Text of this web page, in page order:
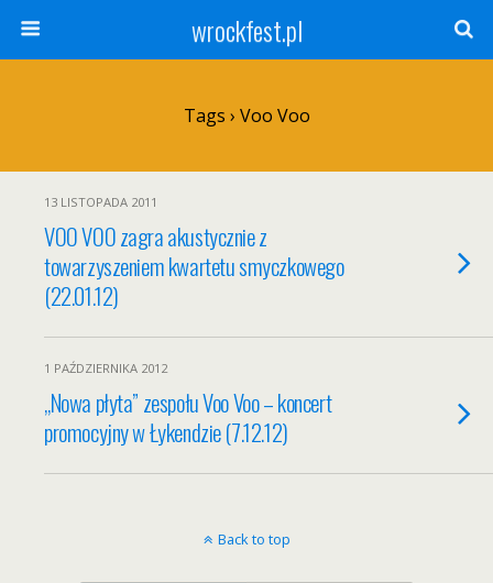
wrockfest.pl
Tags › Voo Voo
13 LISTOPADA 2011
VOO VOO zagra akustycznie z
towarzyszeniem kwartetu smyczkowego
(22.01.12)
1 PAŹDZIERNIKA 2012
„Nowa płyta” zespołu Voo Voo – koncert
promocyjny w Łykendzie (7.12.12)
Back to top